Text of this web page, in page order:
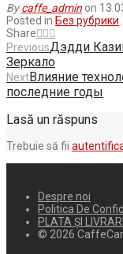
Bycaffe_admin on
Posted in Без рубрики
Share
PreviousДэдди
Зеркало
NextВлияние
последние годы
Lasă un răspuns
Trebuie să fii
Despre noi
Politica De
PLATA ȘI
© 2026